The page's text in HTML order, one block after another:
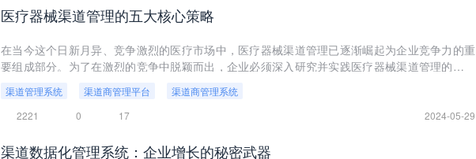
医疗器械渠道管理的五大核心策略
在当今这个日新月异、竞争激烈的医疗市场中，医疗器械渠道管理已逐渐崛起为企业竞争力的重
要组成部分。为了在激烈的竞争中脱颖而出，企业必须深入研究并实践医疗器械渠道管理的五大
渠道管理系统 渠道商管理平台
渠道商管理系统
2221
0 17 2024-05-29
渠道数据化管理系统：企业增长的秘密武器